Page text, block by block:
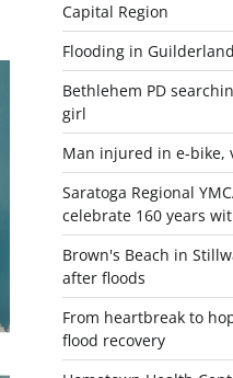
Capital Region
Flooding in
Bethlehem PD
girl
Man injured in e-bike,
Saratoga Regional
celebrate 160 years
Brown's Beach in
after floods
From heartbreak to
flood recovery